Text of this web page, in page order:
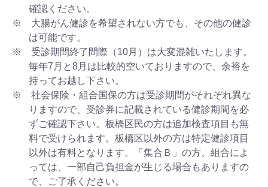
確認ください。
※ 大腸がん健診を希望されない方でも、その他の健診
は可能です。
※ 受診期間終了間際（10月）は大変混雑いたします。
毎年7月と8月は比較的空いておりますので、余裕を
持ってお越し下さい。
※ 社会保険・組合国保の方は受診期間がそれぞれ異な
りますので、受診券に記載されている健診期間を必
ずご確認下さい。板橋区民の方は追加検査項目も無
料で受けられます。板橋区以外の方は特定健診項目
以外は有料となります。「集合Ｂ」の方、組合によ
っては、一部自己負担金が生じる場合もありますの
で、ご了承ください。